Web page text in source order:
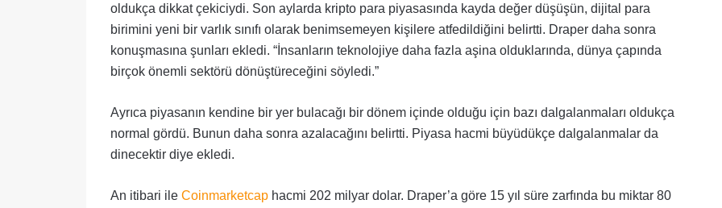
oldukça dikkat çekiciydi. Son aylarda kripto para piyasasında kayda değer düşüşün, dijital para
birimini yeni bir varlık sınıfı olarak benimsemeyen kişilere atfedildiğini belirtti. Draper daha sonra
konuşmasına şunları ekledi. “İnsanların teknolojiye daha fazla aşina olduklarında, dünya çapında
birçok önemli sektörü dönüştüreceğini söyledi.”
Ayrıca piyasanın kendine bir yer bulacağı bir dönem içinde olduğu için bazı dalgalanmaları oldukça
normal gördü. Bunun daha sonra azalacağını belirtti. Piyasa hacmi büyüdükçe dalgalanmalar da
dinecektir diye ekledi.
An itibari ile Coinmarketcap hacmi 202 milyar dolar. Draper’a göre 15 yıl süre zarfında bu miktar 80